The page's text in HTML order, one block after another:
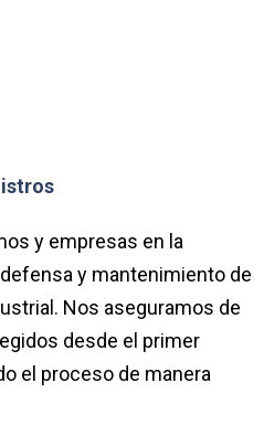
y empresas en la
y mantenimiento de
Nos aseguramos de
desde el primer
el proceso de manera